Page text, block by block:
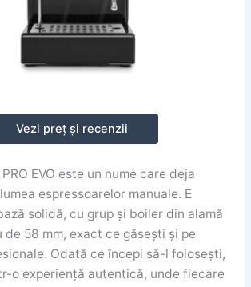
Vezi preț și recenzii
EVO este un nume care deja
espressoarelor manuale. E
solidă, cu grup și boiler din alamă
58 mm, exact ce găsești și pe
Odată ce începi să-l folosești,
o experiență autentică, unde fiecare